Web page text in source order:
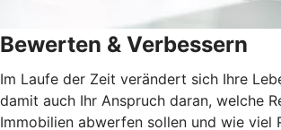
Bewerten & Verbessern
Im Laufe der Zeit verändert sich Ihre
damit auch Ihr Anspruch daran, welche
Immobilien abwerfen sollen und wie viel